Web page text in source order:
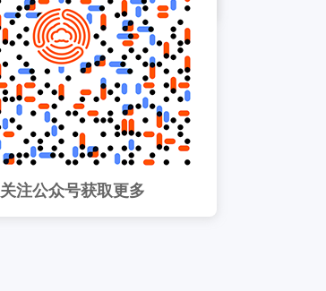
关注公众号获取更多